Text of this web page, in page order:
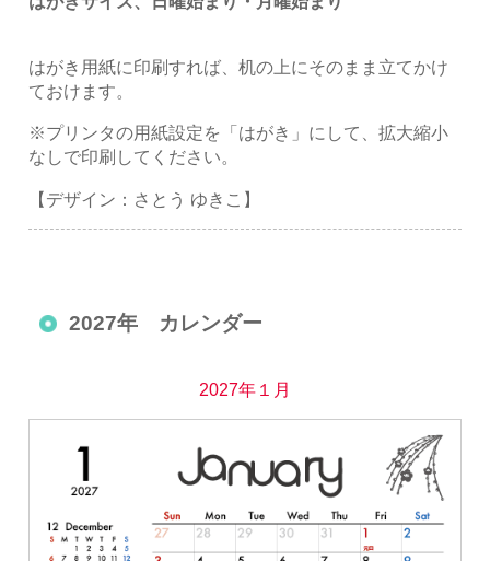
はがき用紙に印刷すれば、机の上にそのまま立てかけ
ておけます。
※プリンタの用紙設定を「はがき」にして、拡大縮小
なしで印刷してください。
【デザイン：さとう ゆきこ】
2027年 カレンダー
2027年１月